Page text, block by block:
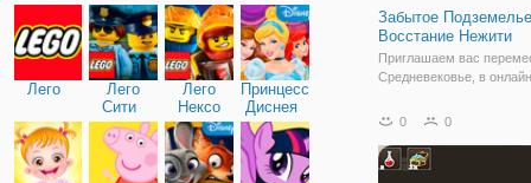
Лего
Лего
Сити
Лего
Нексо
Найтс
Принцессы
Диснея
Забытое
Восстание Нежити
Приглашаем вас
Средневековье, в
Нежити". Это красочная
объединяющая жанры
стрелялки и РПГ. Под
0 0